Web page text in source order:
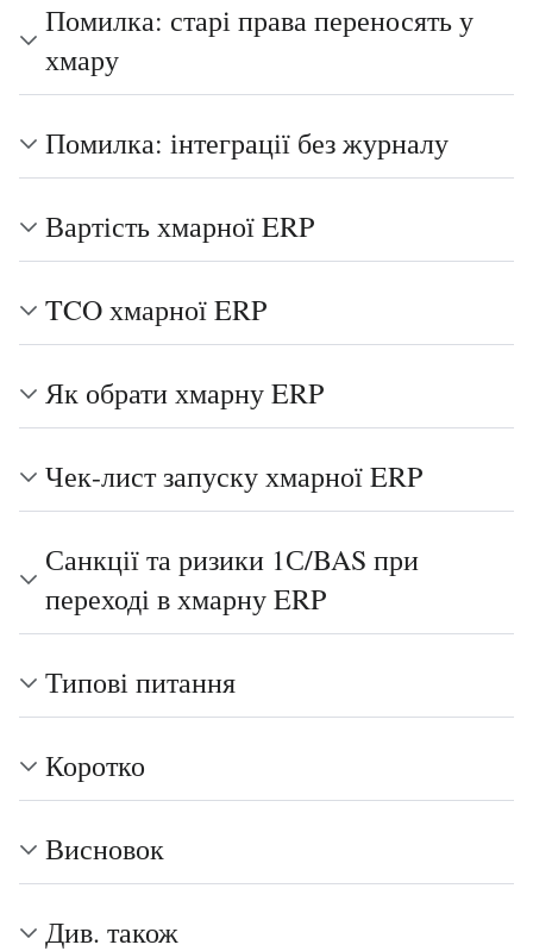
Помилка: старі права переносять у
хмару
Помилка: інтеграції без журналу
Вартість хмарної ERP
TCO хмарної ERP
Як обрати хмарну ERP
Чек-лист запуску хмарної ERP
Санкції та ризики 1С/BAS при
переході в хмарну ERP
Типові питання
Коротко
Висновок
Див. також